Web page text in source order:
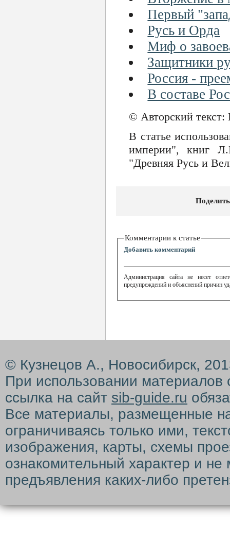
Первый
Русь и Орда
Миф о
Защитники
Россия -
В составе
© Авторский
В статье
империи", книг
"Древняя Русь и
Комментарии к статье
Добавить комментарий
Администрация сайта не несет
предупреждений и объяснений причин
© Кузнецов А., Новосибирск,
При использовании материалов
ссылка на сайт sib-guide.ru
Все материалы, размещенные
ограничиваясь только ими,
изображения, карты, схемы
ознакомительный характер и
предъявления каких-либо